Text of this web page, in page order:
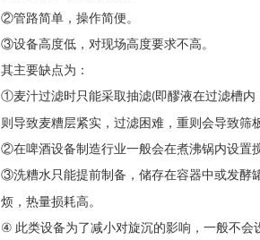
②管路简单，操作简便。
③设备高度低，对现场高度要求不高。
其主要缺点为：
①麦汁过滤时只能采取抽滤(即醪液在过滤槽
则导致麦糟层紧实，过滤困难，重则会导致筛
②在啤酒设备制造行业一般会在煮沸锅内设置
③洗糟水只能提前制备，储存在容器中或发酵
烦，热量损耗高。
④ 此类设备为了减小对旋沉的影响，一般不